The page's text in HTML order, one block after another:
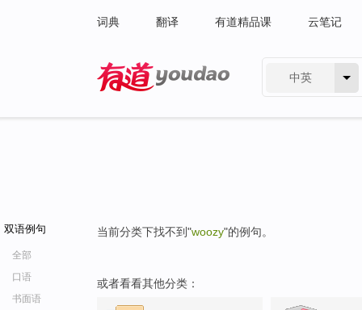
词典 翻译 有道精品课 云笔记
中英
双语例句
全部
口语
书面语
当前分类下找不到"woozy"的例句。
或者看看其他分类：